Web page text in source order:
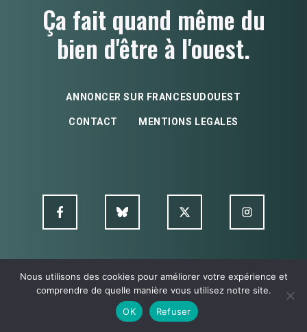
Ça fait quand même du
bien d'être à l'ouest.
ANNONCER SUR FRANCESUDOUEST
CONTACT MENTIONS LEGALES
© FSO MultimediA - 2026
Nous utilisons des cookies pour améliorer votre expérience et
comprendre de quelle manière vous utilisez notre site.
OK
Refuser